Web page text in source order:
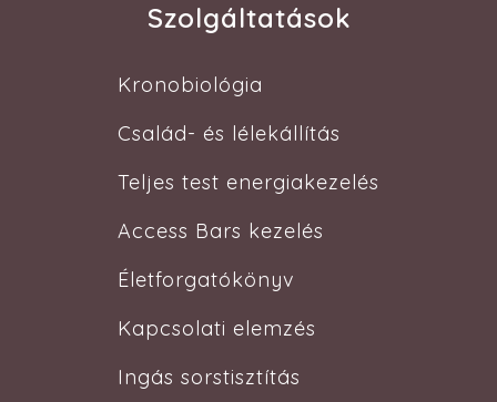
Szolgáltatások
Kronobiológia
Család- és lélekállítás
Teljes test energiakezelés
Access Bars kezelés
Életforgatókönyv
Kapcsolati elemzés
Ingás sorstisztítás